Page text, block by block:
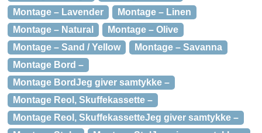
Montage – Lavender
Montage – Linen
Montage – Natural
Montage – Olive
Montage – Sand / Yellow
Montage – Savanna
Montage Bord –
Montage BordJeg giver samtykke –
Montage Reol, Skuffekassette –
Montage Reol, SkuffekassetteJeg giver samtykke –